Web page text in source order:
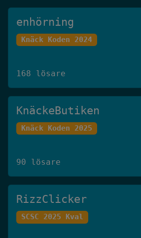
enhörning
Knäck Koden 2024
168 lösare
KnäckeButiken
Knäck Koden 2025
90 lösare
RizzClicker
SCSC 2025 Kval